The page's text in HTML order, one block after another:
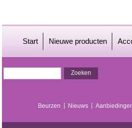
Start Nieuwe producten
Beurzen Nieuws